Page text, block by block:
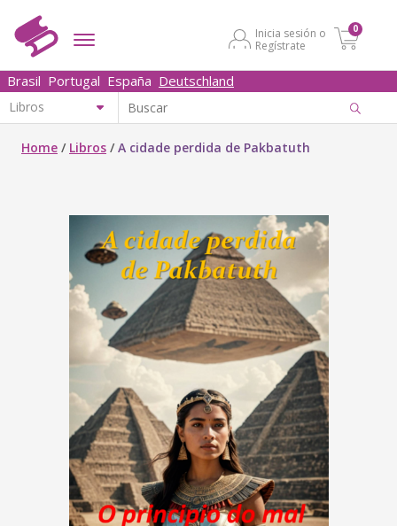
Inicia sesión o
Regístrate
0
Brasil Portugal España Deutschland
Home / Libros /A cidade perdida de Pakbatuth